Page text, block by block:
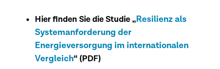
Hier finden Sie die Studie „Resilienz als
Systemanforderung der
Energieversorgung im internationalen
Vergleich“ (PDF)